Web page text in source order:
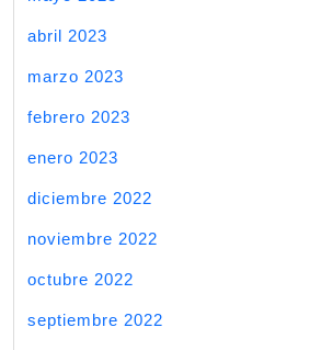
abril 2023
marzo 2023
febrero 2023
enero 2023
diciembre 2022
noviembre 2022
octubre 2022
septiembre 2022